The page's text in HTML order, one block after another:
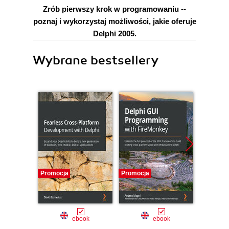
Zrób pierwszy krok w programowaniu --
poznaj i wykorzystaj możliwości, jakie oferuje
Delphi 2005.
Wybrane bestsellery
Promocja
ebook
Promocja
ebook